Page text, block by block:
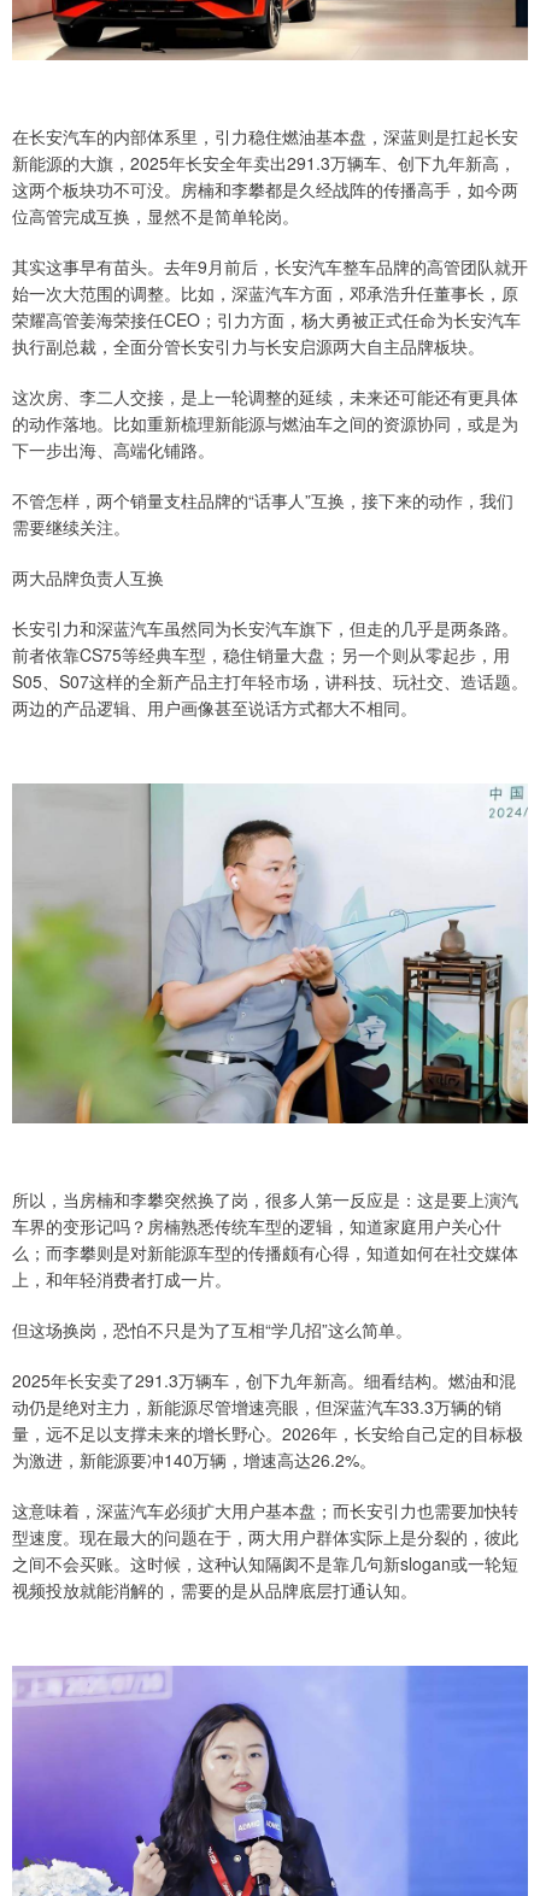
在长安汽车的内部体系里，引力稳住燃油基本盘，深蓝则是扛起长安
新能源的大旗，2025年长安全年卖出291.3万辆车、创下九年新高，
这两个板块功不可没。房楠和李攀都是久经战阵的传播高手，如今两
位高管完成互换，显然不是简单轮岗。
其实这事早有苗头。去年9月前后，长安汽车整车品牌的高管团队就开
始一次大范围的调整。比如，深蓝汽车方面，邓承浩升任董事长，原
荣耀高管姜海荣接任CEO；引力方面，杨大勇被正式任命为长安汽车
执行副总裁，全面分管长安引力与长安启源两大自主品牌板块。
这次房、李二人交接，是上一轮调整的延续，未来还可能还有更具体
的动作落地。比如重新梳理新能源与燃油车之间的资源协同，或是为
下一步出海、高端化铺路。
不管怎样，两个销量支柱品牌的“话事人”互换，接下来的动作，我们
需要继续关注。
两大品牌负责人互换
长安引力和深蓝汽车虽然同为长安汽车旗下，但走的几乎是两条路。
前者依靠CS75等经典车型，稳住销量大盘；另一个则从零起步，用
S05、S07这样的全新产品主打年轻市场，讲科技、玩社交、造话题。
两边的产品逻辑、用户画像甚至说话方式都大不相同。
所以，当房楠和李攀突然换了岗，很多人第一反应是：这是要上演汽
车界的变形记吗？房楠熟悉传统车型的逻辑，知道家庭用户关心什
么；而李攀则是对新能源车型的传播颇有心得，知道如何在社交媒体
上，和年轻消费者打成一片。
但这场换岗，恐怕不只是为了互相“学几招”这么简单。
2025年长安卖了291.3万辆车，创下九年新高。细看结构。燃油和混
动仍是绝对主力，新能源尽管增速亮眼，但深蓝汽车33.3万辆的销
量，远不足以支撑未来的增长野心。2026年，长安给自己定的目标极
为激进，新能源要冲140万辆，增速高达26.2%。
这意味着，深蓝汽车必须扩大用户基本盘；而长安引力也需要加快转
型速度。现在最大的问题在于，两大用户群体实际上是分裂的，彼此
之间不会买账。这时候，这种认知隔阂不是靠几句新slogan或一轮短
视频投放就能消解的，需要的是从品牌底层打通认知。